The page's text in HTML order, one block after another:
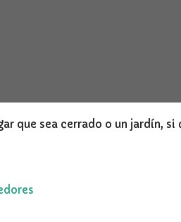
que sea cerrado o un jardín,